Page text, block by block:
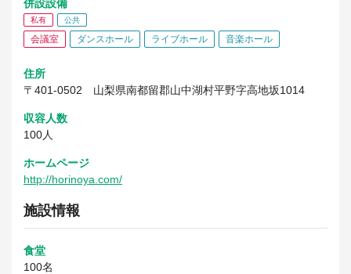
併設設備
私有 公共
会議室 ダンスホール ライブホール 音楽ホール
住所
〒401-0502
山梨県南都留郡山中湖村平野字高地坂1014
収容人数
100人
ホームページ
http://horinoya.com/
施設情報
食堂
100名